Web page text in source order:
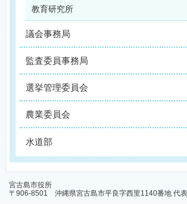
教育研究所
議会事務局
監査委員事務局
選挙管理委員会
農業委員会
水道部
宮古島市役所
〒906-8501 沖縄県宮古島市平良字西里1140番地 代